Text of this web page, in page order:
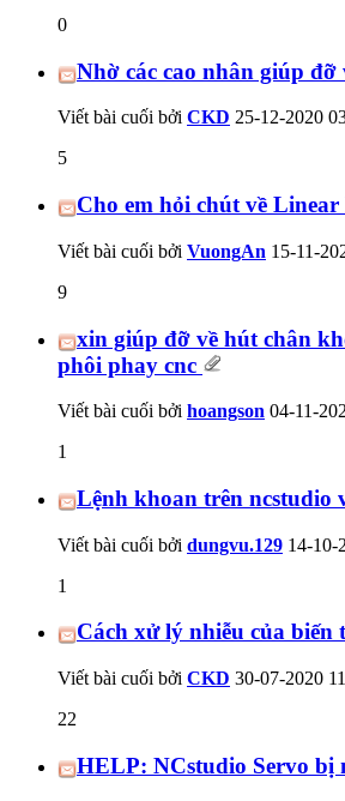
0
Nhờ các cao nhân giúp đỡ
Viết bài cuối bởi CKD 25-12-2020
5
Cho em hỏi chút về
Viết bài cuối bởi VuongAn 15-11-
9
xin giúp đỡ về hút chân
phôi phay cnc
Viết bài cuối bởi hoangson 04-11-
1
Lệnh khoan trên ncstudio
Viết bài cuối bởi dungvu.129 14-10-
1
Cách xử lý nhiễu của biến
Viết bài cuối bởi CKD 30-07-2020
22
HELP: NCstudio Servo bị